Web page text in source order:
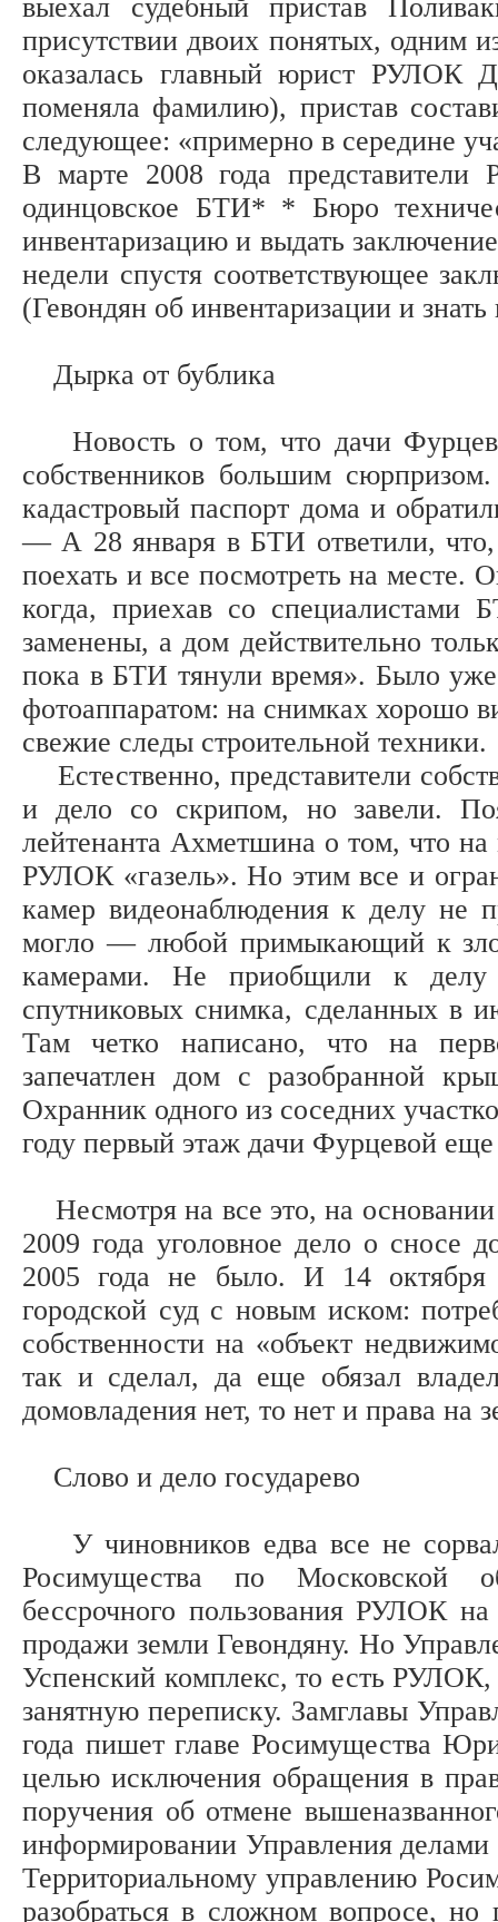
выехал судебный пристав
присутствии двоих понятых, одним
оказалась главный юрист РУЛОК
поменяла фамилию), пристав
следующее: «примерно в середине
В марте 2008 года представители
одинцовское БТИ* * Бюро
инвентаризацию и выдать
недели спустя соответствующее
(Гевондян об инвентаризации и
Дырка от бублика
Новость о том, что дачи
собственников большим
кадастровый пас­порт дома и
— А 28 января в БТИ ответили,
поехать и все посмотреть на месте.
когда, приехав со
заменены, а дом действительно
пока в БТИ тянули время». Было
фотоаппаратом: на снимках хорошо
свежие следы строительной техники.
Естественно, представители
и дело со скрипом, но завели.
лейтенанта Ахметшина о том, что
РУЛОК «газель». Но этим все и
камер видеонаблюдения к делу не
могло — любой примыкающий к
камерами. Не приобщили к делу
спутниковых снимка, сделанных в
Там четко написано, что на
запечатлен дом с разобранной
Охранник одного из соседних
году первый этаж дачи Фурцевой
Несмотря на все это, на
2009 года уголовное дело о сносе
2005 года не было. И 14
городской суд с новым иском:
собственности на «объект
так и сделал, да еще обязал
домовладения нет, то нет и права на
Слово и дело государево
У чиновников едва все не
Росимущества по Московской
бессрочного пользования РУЛОК
продажи земли Гевондяну. Но
Успенский комплекс, то есть
занятную переписку. Замглавы
года пишет главе Росимущества
целью исключения обращения в
поручения об отмене
информировании Управления
Территориальному управлению
разобраться в сложном вопросе,